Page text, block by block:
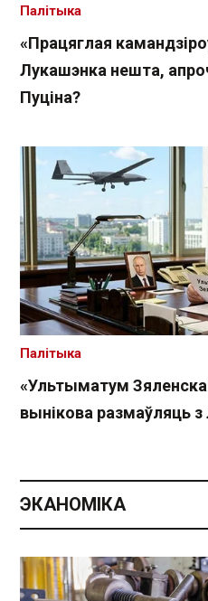
«Працяглая
Лукашэнка нешта,
Пуціна?
Палітыка
«Ультыматум
вынікова размаўляць
Палітыка
ЭКАНОМІКА